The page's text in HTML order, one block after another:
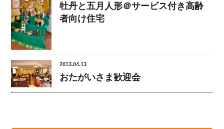
牡丹と五月人形＠サービス付き高齢
者向け住宅
2013.04.13
おたがいさま歓迎会